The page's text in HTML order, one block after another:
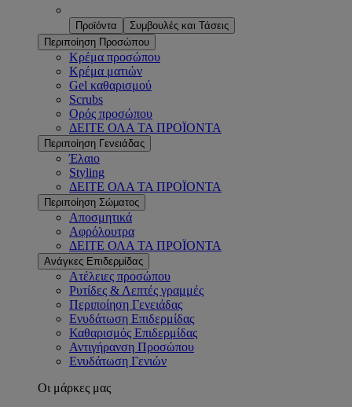
Προϊόντα
Συμβουλές και Τάσεις
Περιποίηση Προσώπου
Κρέμα προσώπου
Κρέμα ματιών
Gel καθαρισμού
Scrubs
Ορός προσώπου
ΔΕΙΤΕ ΟΛΑ ΤΑ ΠΡΟΪΟΝΤΑ
Περιποίηση Γενειάδας
Έλαιο
Styling
ΔΕΙΤΕ ΟΛΑ ΤΑ ΠΡΟΪΟΝΤΑ
Περιποίηση Σώματος
Αποσμητικά
Αφρόλουτρα
ΔΕΙΤΕ ΟΛΑ ΤΑ ΠΡΟΪΟΝΤΑ
Ανάγκες Επιδερμίδας
Ατέλειες προσώπου
Ρυτίδες & Λεπτές γραμμές
Περιποίηση Γενειάδας
Ενυδάτωση Επιδερμίδας
Καθαρισμός Επιδερμίδας
Αντιγήρανση Προσώπου
Ενυδάτωση Γενιών
Οι μάρκες μας